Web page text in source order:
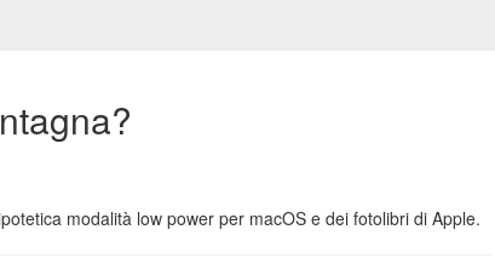
modalità low power per macOS e dei fotolibri di Apple.